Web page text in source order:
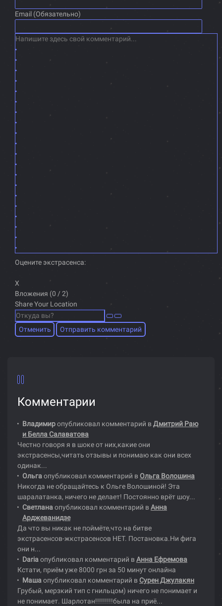
Email (Обязательно)
Оцените экстрасенса:
X
Вложения (0 / 2)
Share Your Location
Отменить Отправить комментарий
Комментарии
Владимиропубликовал комментарий в Дмитрий Раю
и Белла Салаватова
Честно говоря я в шоке от них,какие они
экстрасенсы,читать отзывы и понимаю как они всех
одинак...
Ольгаопубликовал комментарий в Ольга Волошина
Никогда не обращайтесь к Ольге Волошиной! Эта
шаралатанка, ничего не делает! Постоянно врёт шоу...
Светланаопубликовал комментарий в Анна
Арджеванидзе
Да что вы никак не поймёте,что на битве
экстрасенсов-жкстрасенсов НЕТ. Постановка.Ни фига
они н...
Dariaопубликовал комментарий в Анна Ефремова
Кстати, приём уже 8000 грн за 50 минут онлайна
Машаопубликовал комментарий в Сурен Джулакян
Грубый, мерзкий тип с гнильцом) ничего не понимает и
не понимает. Шарлотан!!!!!!!!!была на приё...